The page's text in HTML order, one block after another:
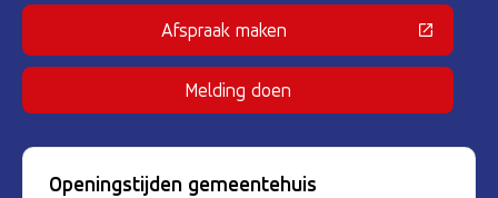
Afspraak maken(Deze link gaat naar een externe
Melding doen
Openingstijden gemeentehuis